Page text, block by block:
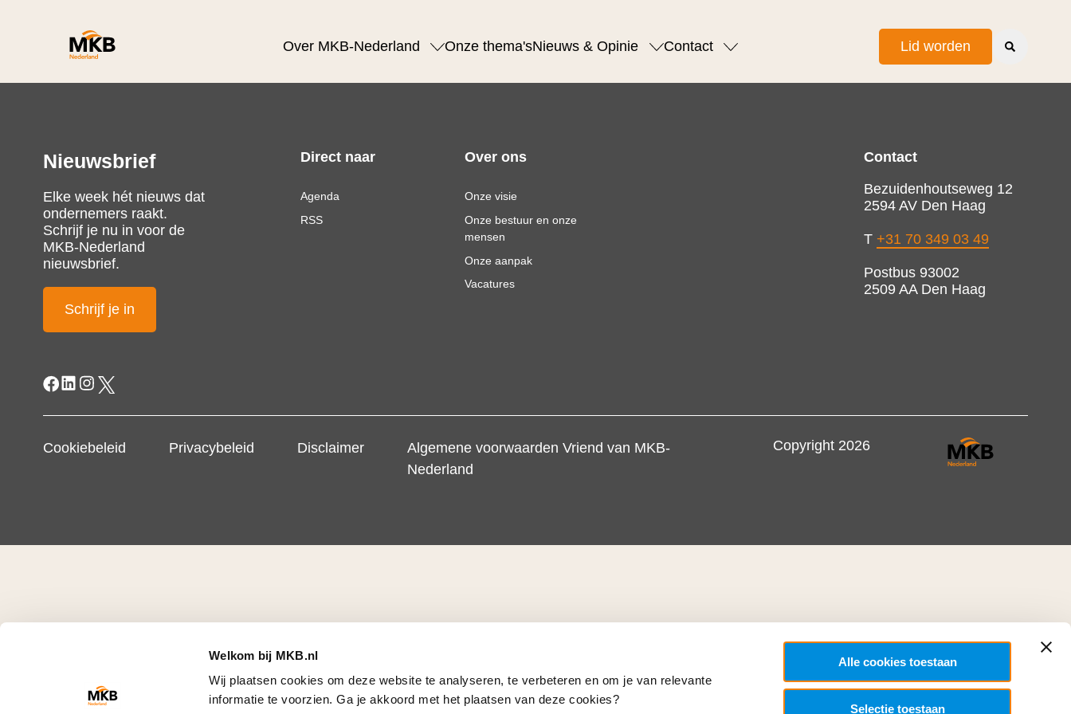
Welkom bij MKB.nl
Wij plaatsen cookies om deze website te analyseren, te verbeteren en om je van relevante
informatie te voorzien. Ga je akkoord met het plaatsen van deze cookies?
Alle cookies toestaan
Selectie toestaan
Over MKB-Nederland Onze thema'sNieuws & Opinie Contact Lid worden
Nieuwsbrief
Elke week hét nieuws dat
ondernemers raakt.
Schrijf je nu in voor de
MKB-Nederland
nieuwsbrief.
Schrijf je in
Direct naar
Agenda
RSS
Over ons
Onze visie
Onze bestuur en onze
mensen
Onze aanpak
Vacatures
Contact
Bezuidenhoutseweg 12
2594 AV Den Haag
T +31 70 349 03 49
Postbus 93002
2509 AA Den Haag
Cookiebeleid Privacybeleid Disclaimer
Algemene voorwaarden Vriend van MKB-
Nederland
Copyright 2026